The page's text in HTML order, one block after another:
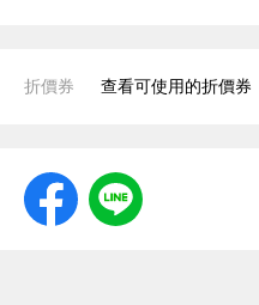
折價券 查看可使用的折價券